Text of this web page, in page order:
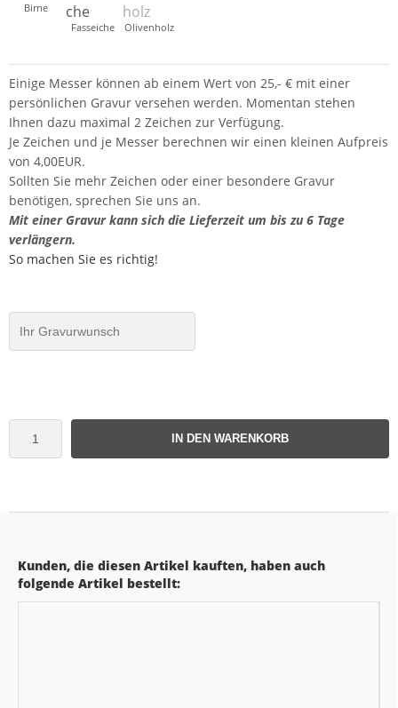
Birne
Fasseiche
Olivenholz
Einige Messer können ab einem Wert von 25,- € mit einer
persönlichen Gravur versehen werden. Momentan stehen
Ihnen dazu maximal 2 Zeichen zur Verfügung.
Je Zeichen und je Messer berechnen wir einen kleinen Aufpreis
von 4,00EUR.
Sollten Sie mehr Zeichen oder einer besondere Gravur
benötigen, sprechen Sie uns an.
Mit einer Gravur kann sich die Lieferzeit um bis zu 6 Tage
verlängern.
So machen Sie es richtig!
IN DEN WARENKORB
Kunden, die diesen Artikel kauften, haben auch
folgende Artikel bestellt: